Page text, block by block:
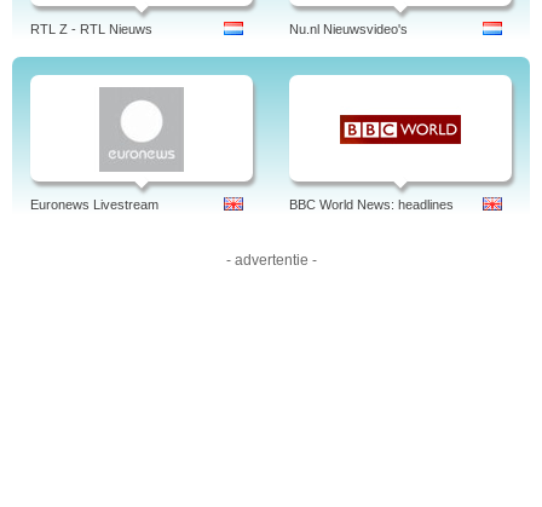
RTL Z - RTL Nieuws Nu.nl Nieuwsvideo's
Euronews Livestream BBC World News: headlines
- advertentie -